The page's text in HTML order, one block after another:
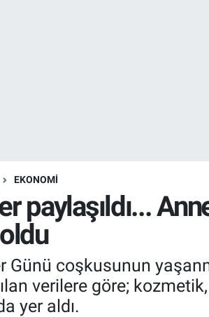
EKONOMİ
paylaşıldı...
Günü coşkusunun
verilere göre;
yer aldı.